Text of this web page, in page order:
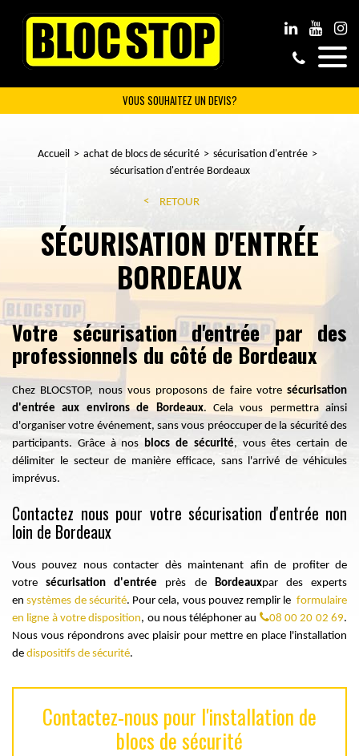
VOUS SOUHAITEZ UN DEVIS?
Accueil achat de blocs de sécurité
sécurisation d'entrée
sécurisation d'entrée Bordeaux
RETOUR
SÉCURISATION D'ENTRÉE
BORDEAUX
Votre sécurisation d'entrée par des
professionnels du côté de Bordeaux
Chez BLOCSTOP, nous vous proposons de faire votre sécurisation
d'entrée aux environs de Bordeaux. Cela vous permettra ainsi
d'organiser votre événement, sans vous préoccuper de la sécurité des
participants. Grâce à nos blocs de sécurité, vous êtes certain de
délimiter le secteur de manière efficace, sans l'arrivé de véhicules
imprévus.
Contactez nous pour votre sécurisation d'entrée non
loin de Bordeaux
Vous pouvez nous contacter dès maintenant afin de profiter de
votresécurisation d'entrée près de Bordeauxpar des experts
ensystèmes de sécurité. Pour cela, vous pouvez remplir leformulaire
en ligne à votre disposition, ou nous téléphoner au 08 00 20 02 69.
Nous vous répondrons avec plaisir pour mettre en place l'installation
de dispositifs de sécurité.
Contactez-nous pour l'installation de
blocs de sécurité